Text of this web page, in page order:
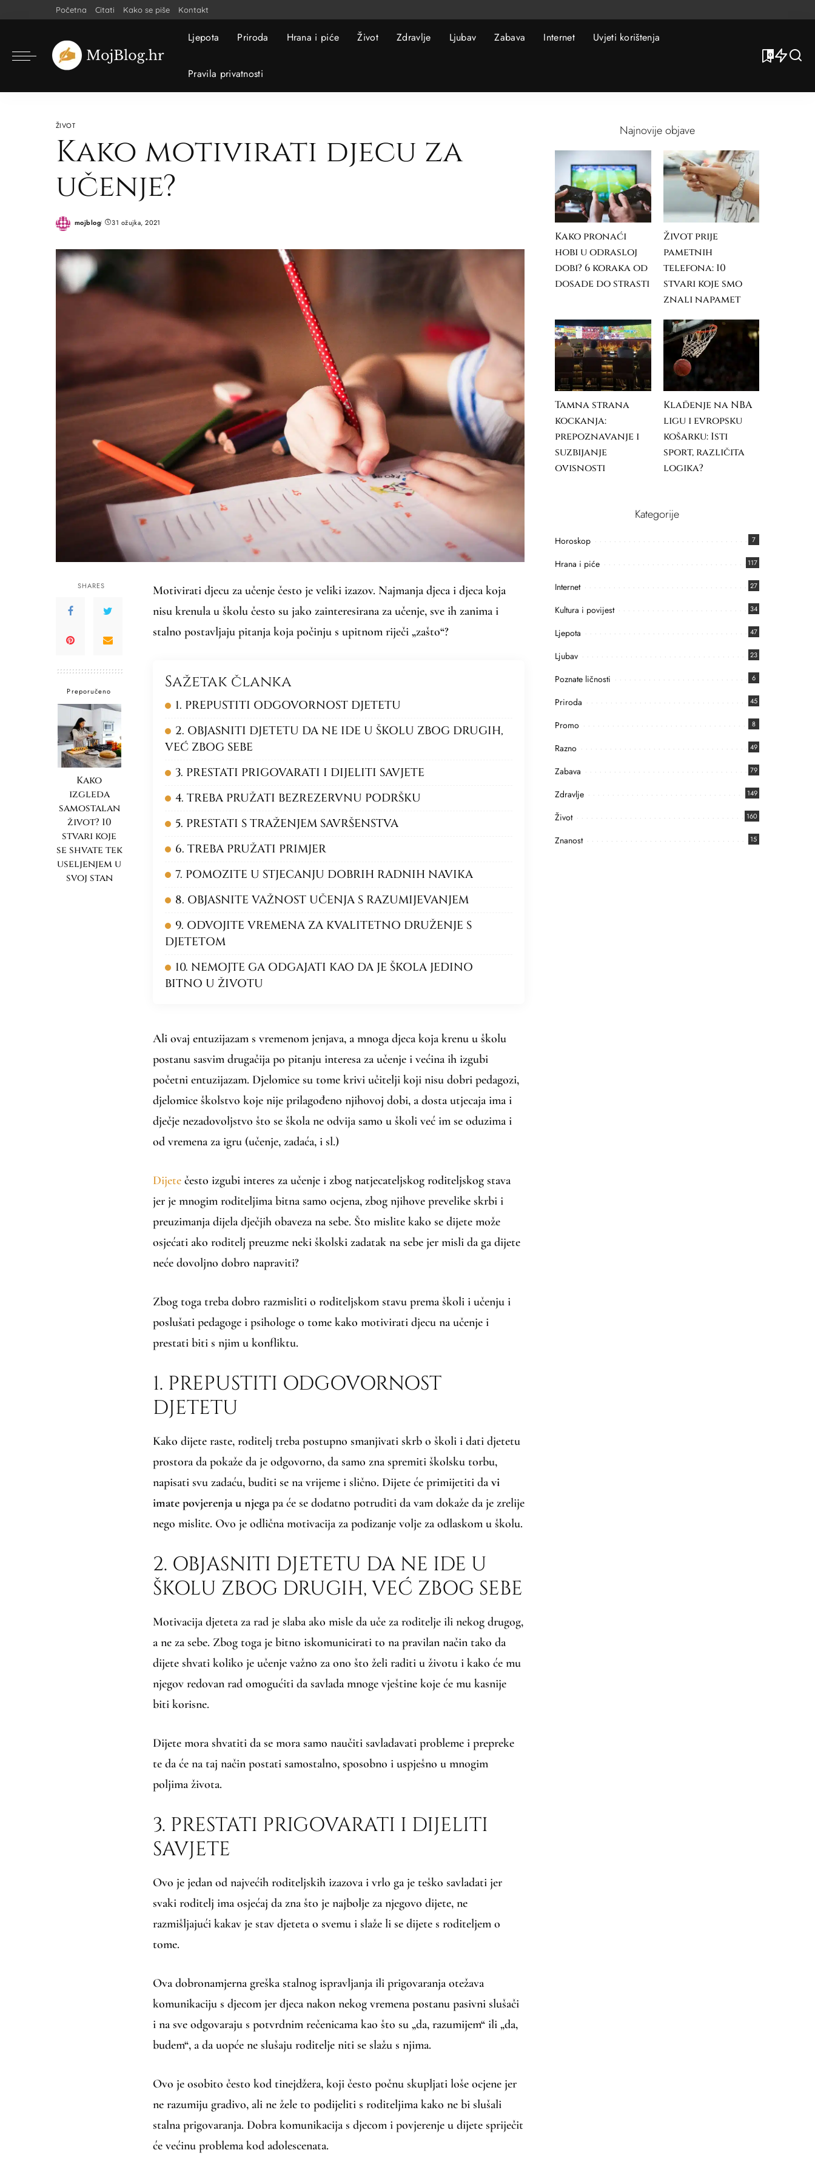
Početna Citati Kako se piše Kontakt
Ljepota Priroda Hrana i piće Život Zdravlje Ljubav Zabava Internet Uvjeti korištenja
Pravila privatnosti
0
ŽIVOT
Kako motivirati djecu za
učenje?
Posted
mojblog 31 ožujka, 2021
SHARES
Preporučeno
Kako
izgleda
samostalan
život? 10
stvari koje
se shvate tek
useljenjem u
svoj stan
Motivirati djecu za učenje često je veliki izazov. Najmanja djeca i djeca koja
nisu krenula u školu često su jako zainteresirana za učenje, sve ih zanima i
stalno postavljaju pitanja koja počinju s upitnom riječi „zašto“?
Sažetak članka
1. PREPUSTITI ODGOVORNOST DJETETU
2. OBJASNITI DJETETU DA NE IDE U ŠKOLU ZBOG DRUGIH,
VEĆ ZBOG SEBE
3. PRESTATI PRIGOVARATI I DIJELITI SAVJETE
4. TREBA PRUŽATI BEZREZERVNU PODRŠKU
5. PRESTATI S TRAŽENJEM SAVRŠENSTVA
6. TREBA PRUŽATI PRIMJER
7. POMOZITE U STJECANJU DOBRIH RADNIH NAVIKA
8. OBJASNITE VAŽNOST UČENJA S RAZUMIJEVANJEM
9. ODVOJITE VREMENA ZA KVALITETNO DRUŽENJE S
DJETETOM
10. NEMOJTE GA ODGAJATI KAO DA JE ŠKOLA JEDINO
BITNO U ŽIVOTU
Ali ovaj entuzijazam s vremenom jenjava, a mnoga djeca koja krenu u školu
postanu sasvim drugačija po pitanju interesa za učenje i većina ih izgubi
početni entuzijazam. Djelomice su tome krivi učitelji koji nisu dobri pedagozi,
djelomice školstvo koje nije prilagođeno njihovoj dobi, a dosta utjecaja ima i
dječje nezadovoljstvo što se škola ne odvija samo u školi već im se oduzima i
od vremena za igru (učenje, zadaća, i sl.)
Dijete često izgubi interes za učenje i zbog natjecateljskog roditeljskog stava
jer je mnogim roditeljima bitna samo ocjena, zbog njihove prevelike skrbi i
preuzimanja dijela dječjih obaveza na sebe. Što mislite kako se dijete može
osjećati ako roditelj preuzme neki školski zadatak na sebe jer misli da ga dijete
neće dovoljno dobro napraviti?
Zbog toga treba dobro razmisliti o roditeljskom stavu prema školi i učenju i
poslušati pedagoge i psihologe o tome kako motivirati djecu na učenje i
prestati biti s njim u konfliktu.
1. PREPUSTITI ODGOVORNOST
DJETETU
Kako dijete raste, roditelj treba postupno smanjivati skrb o školi i dati djetetu
prostora da pokaže da je odgovorno, da samo zna spremiti školsku torbu,
napisati svu zadaću, buditi se na vrijeme i slično. Dijete će primijetiti davi
imate povjerenja u njegapa će se dodatno potruditi da vam dokaže da je zrelije
nego mislite. Ovo je odlična motivacija za podizanje volje za odlaskom u školu.
2. OBJASNITI DJETETU DA NE IDE U
ŠKOLU ZBOG DRUGIH, VEĆ ZBOG SEBE
Motivacija djeteta za rad je slaba ako misle da uče za roditelje ili nekog drugog,
a ne za sebe. Zbog toga je bitno iskomunicirati to na pravilan način tako da
dijete shvati koliko je učenje važno za ono što želi raditi u životu i kako će mu
njegov redovan rad omogućiti da savlada mnoge vještine koje će mu kasnije
biti korisne.
Dijete mora shvatiti da se mora samo naučiti savladavati probleme i prepreke
te da će na taj način postati samostalno, sposobno i uspješno u mnogim
poljima života.
3. PRESTATI PRIGOVARATI I DIJELITI
SAVJETE
Ovo je jedan od najvećih roditeljskih izazova i vrlo ga je teško savladati jer
svaki roditelj ima osjećaj da zna što je najbolje za njegovo dijete, ne
razmišljajući kakav je stav djeteta o svemu i slaže li se dijete s roditeljem o
tome.
Ova dobronamjerna greška stalnog ispravljanja ili prigovaranja otežava
komunikaciju s djecom jer djeca nakon nekog vremena postanu pasivni slušači
i na sve odgovaraju s potvrdnim rečenicama kao što su „da, razumijem“ ili „da,
budem“, a da uopće ne slušaju roditelje niti se slažu s njima.
Ovo je osobito često kod tinejdžera, koji često počnu skupljati loše ocjene jer
ne razumiju gradivo, ali ne žele to podijeliti s roditeljima kako ne bi slušali
stalna prigovaranja. Dobra komunikacija s djecom i povjerenje u dijete spriječit
će većinu problema kod adolescenata.
Najnovije objave
Kako pronaći
hobi u odrasloj
dobi? 6 koraka od
dosade do strasti
Život prije
pametnih
telefona: 10
stvari koje smo
znali napamet
Tamna strana
kockanja:
prepoznavanje i
suzbijanje
ovisnosti
Klađenje na NBA
ligu i evropsku
košarku: Isti
sport, različita
logika?
Kategorije
Horoskop 7
Hrana i piće 117
Internet 27
Kultura i povijest 34
Ljepota 47
Ljubav 23
Poznate ličnosti 6
Priroda 45
Promo 8
Razno 49
Zabava 79
Zdravlje 149
Život 160
Znanost 15